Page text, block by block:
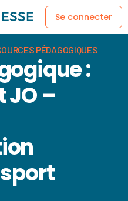
Se connecter
PÉDAGOGIQUES
:
JO –